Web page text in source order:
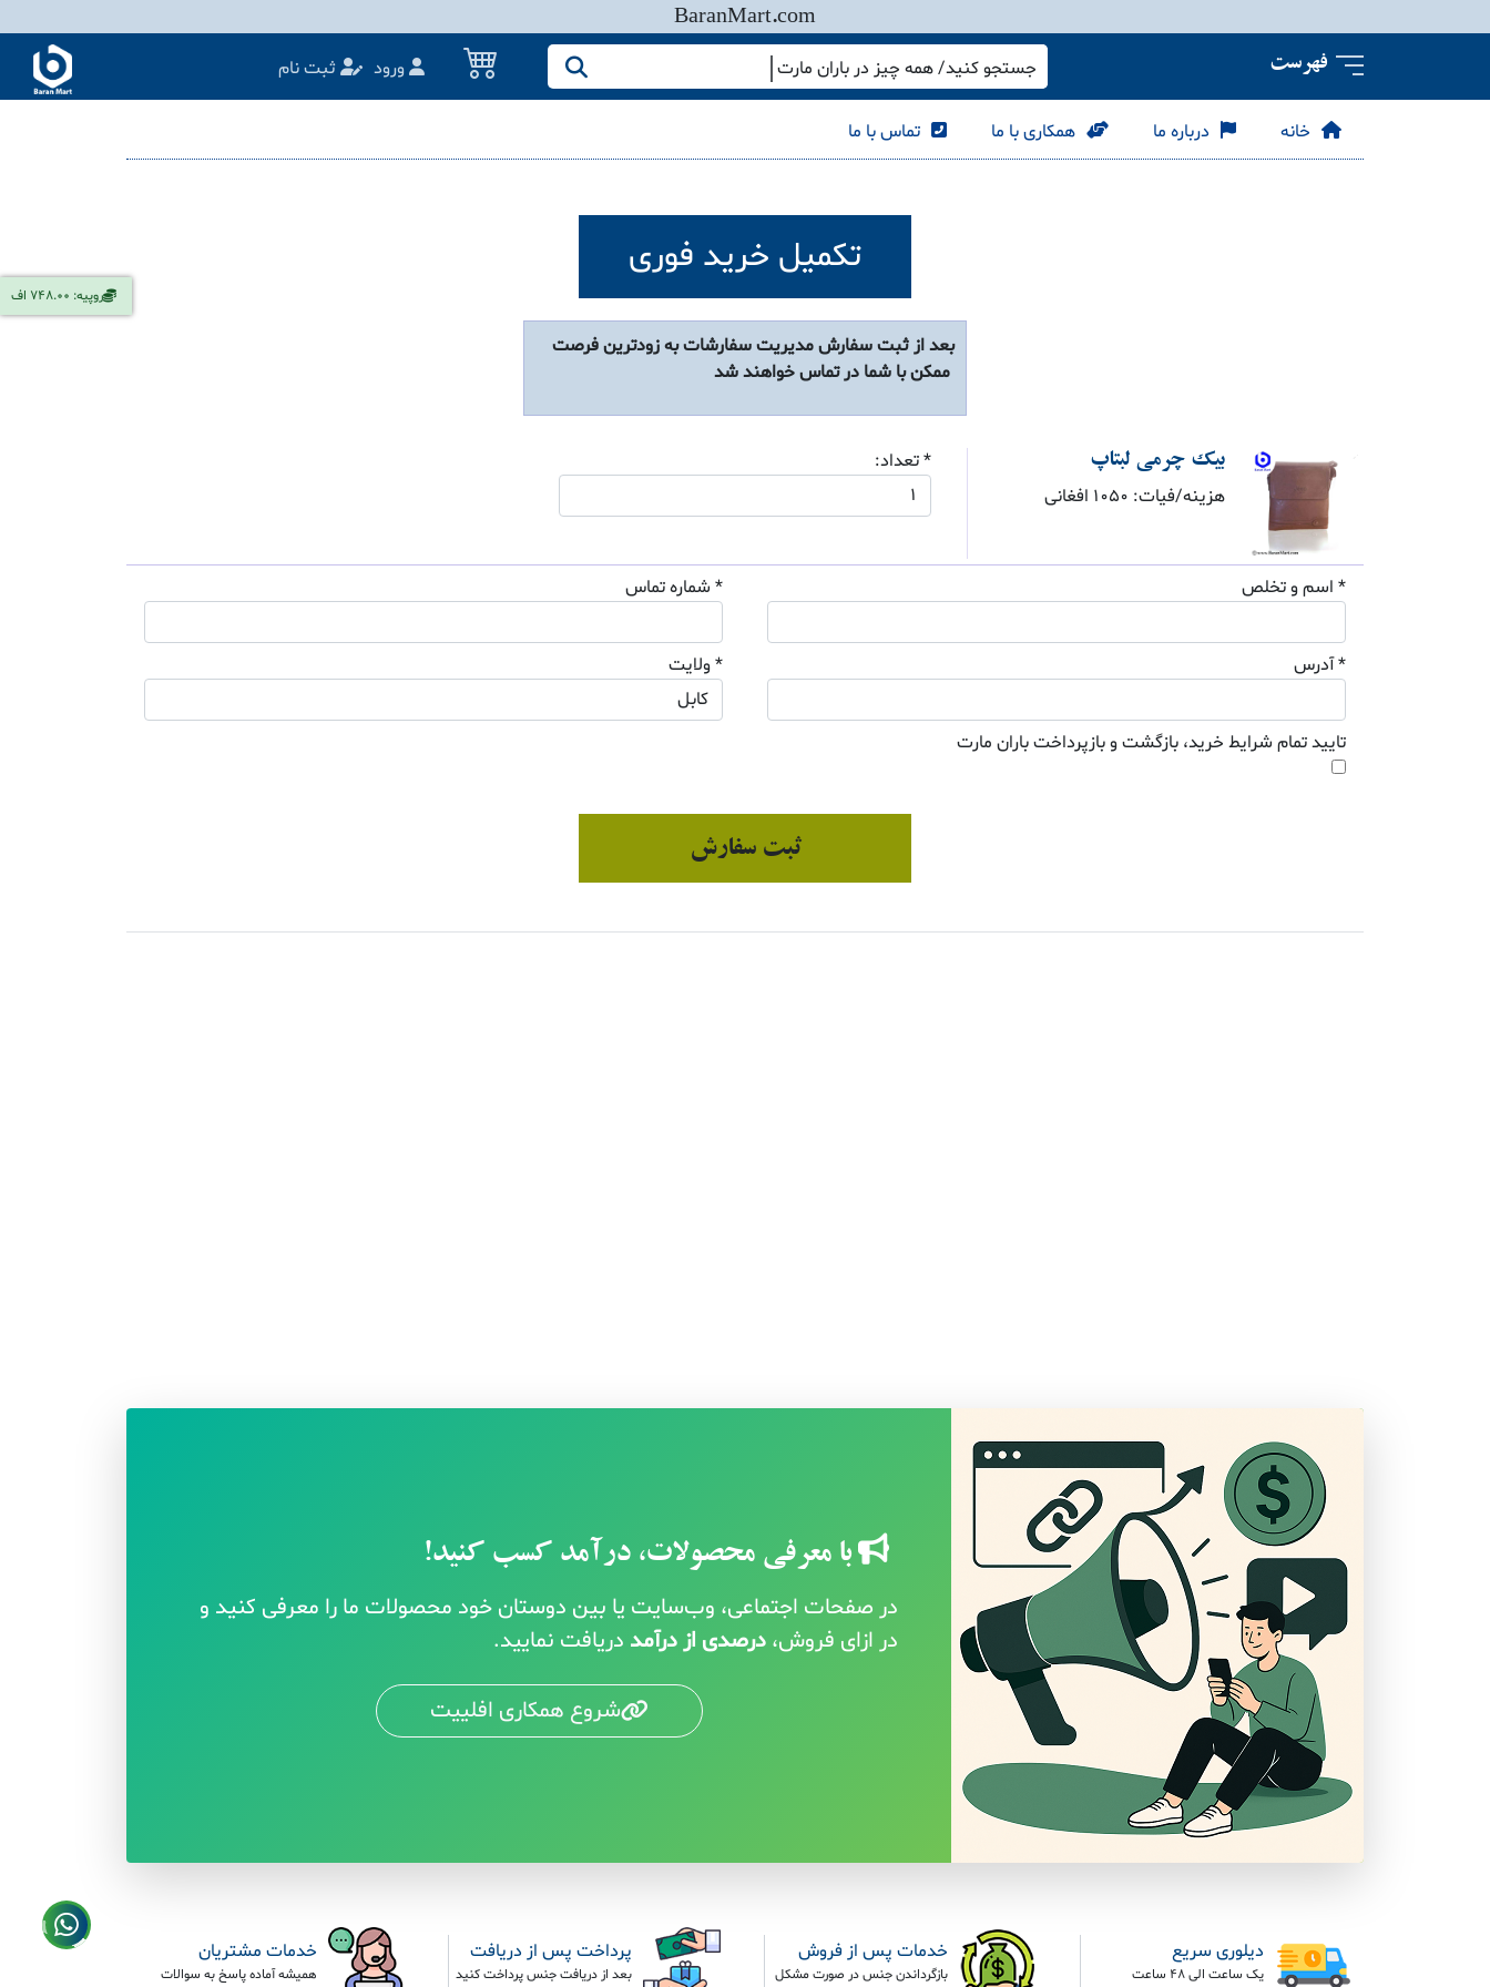
BaranMart.com
فهرست جستجو کنید/ همه چیز در باران مارت ورود ثبت نام
خانه درباره ما همکاری با ما تماس با ما
روپیه: 748.00 اف
تکمیل خرید فوری
بعد از ثبت سفارش مدیریت سفارشات به زودترین فرصت
ممکن با شما در تماس خواهند شد
بیک چرمی لبتاپ
هزینه/فیات: 1050 افغانی
* تعداد:
* اسم و تخلص * شماره تماس
* آدرس * ولایت
تایید تمام شرایط خرید، بازگشت و بازپرداخت باران مارت
ثبت سفارش
با معرفی محصولات، درآمد کسب کنید!
در صفحات اجتماعی، وب‌سایت یا بین دوستان خود محصولات ما را معرفی کنید و
در ازای فروش، درصدی از درآمد دریافت نمایید.
شروع همکاری افلییت
دیلوری سریع
یک ساعت الی 48 ساعت
خدمات پس از فروش
بازگرداندن جنس در صورت مشکل
پرداخت پس از دریافت
بعد از دریافت جنس پرداخت کنید
خدمات مشتریان
همیشه آماده پاسخ به سوالات